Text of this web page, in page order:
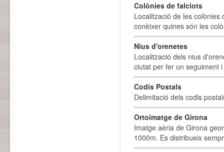
Colònies de falciots
Localització de les colònies
conèixer quines són les
Nius d'orenetes
Localització dels nius
ciutat per fer un seguiment
Codis Postals
Delimitació dels codis
Ortoimatge de Girona
Imatge aèria de Girona
1000m. Es distribueix